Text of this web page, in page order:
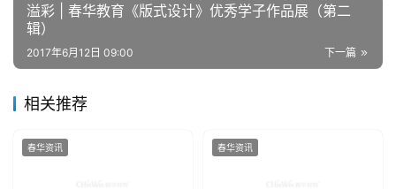
溢彩 | 春华教育《版式设计》优秀学子作品展（第二
辑）
下一篇
2017年6月12日 09:00
相关推荐
春华资讯 春华资讯